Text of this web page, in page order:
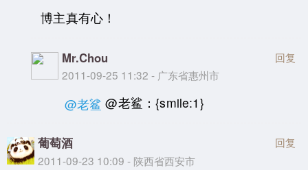
博主真有心！
Mr.Chou
2011-09-25 11:32 - 广东省惠州市
回复
@老鲨 @老鲨：{smile:1}
葡萄酒
2011-09-23 10:09 - 陕西省西安市
回复